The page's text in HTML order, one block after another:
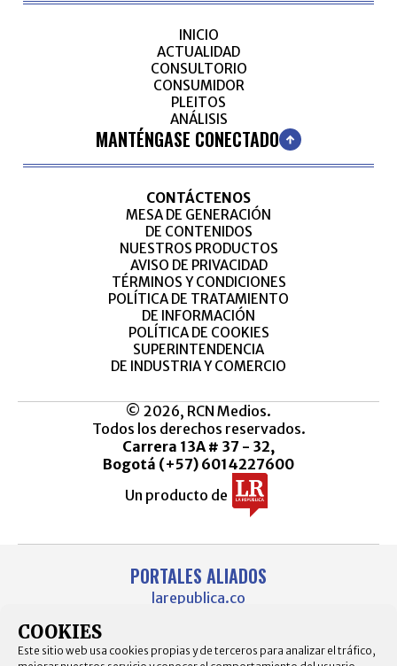
INICIO
ACTUALIDAD
CONSULTORIO
CONSUMIDOR
PLEITOS
ANÁLISIS
MANTÉNGASE CONECTADO
CONTÁCTENOS
MESA DE GENERACIÓN
DE CONTENIDOS
NUESTROS PRODUCTOS
AVISO DE PRIVACIDAD
TÉRMINOS Y CONDICIONES
POLÍTICA DE TRATAMIENTO
DE INFORMACIÓN
POLÍTICA DE COOKIES
SUPERINTENDENCIA
DE INDUSTRIA Y COMERCIO
© 2026, RCN Medios.
Todos los derechos reservados.
Carrera 13A # 37 - 32,
Bogotá (+57) 6014227600
Un producto de
PORTALES ALIADOS
larepublica.co
firmasdeabogados.com
COOKIES
Este sitio web usa cookies propias y de terceros para analizar el tráfico,